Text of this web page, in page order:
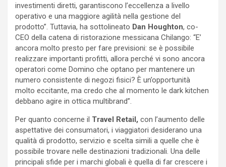
investimenti diretti, garantiscono l’eccellenza a livello
operativo e una maggiore agilità nella gestione del
prodotto”. Tuttavia, ha sottolineato Dan Houghton, co-
CEO della catena di ristorazione messicana Chilango: “E’
ancora molto presto per fare previsioni: se è possibile
realizzare importanti profitti, allora perché vi sono ancora
operatori come Domino che optano per mantenere un
numero consistente di negozi fisici? È un’opportunità
molto eccitante, ma credo che al momento le dark kitchen
debbano agire in ottica multibrand”.
Per quanto concerne il Travel Retail, con l’aumento delle
aspettative dei consumatori, i viaggiatori desiderano una
qualità di prodotto, servizio e scelta simili a quelle che è
possibile trovare nelle destinazioni tradizionali. Una delle
principali sfide per i marchi globali è quella di far crescere i